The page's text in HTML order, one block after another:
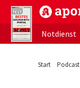
aponet.de
Notdienst
Start